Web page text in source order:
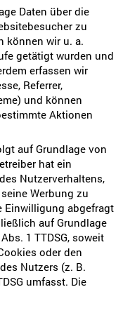
Daten über die
zu
können wir u. a.
getätigt wurden und
erfassen wir
Referrer,
und können
Aktionen
auf Grundlage von
hat ein
Nutzerverhaltens,
Werbung zu
Einwilligung abgefragt
auf Grundlage
1 TTDSG, soweit
oder den
Nutzers (z. B.
umfasst. Die